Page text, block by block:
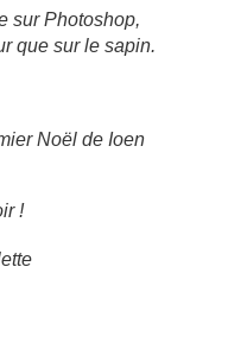
sur Photoshop,
que sur le sapin.
!